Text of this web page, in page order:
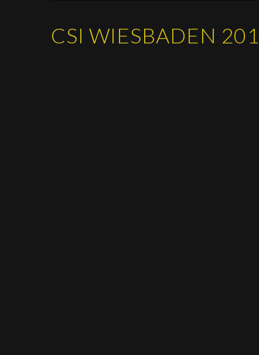
CSI WIESBADEN